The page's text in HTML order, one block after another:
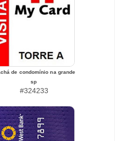
de condomínio na grande
sp
#324233